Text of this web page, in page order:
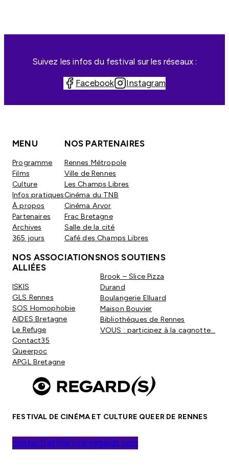
Suivez les infos du festival sur les réseaux :
Facebook Instagram
MENU
Programme
Films
Culture
Infos pratiques
À propos
Partenaires
Archives
365 jours
NOS PARTENAIRES
Rennes Métropole
Ville de Rennes
Les Champs Libres
Cinéma du TNB
Cinéma Arvor
Frac Bretagne
Salle de la cité
Café des Champs Libres
NOS ASSOCIATIONS
ALLIÉES
ISKIS
GLS Rennes
SOS Homophobie
AIDES Bretagne
Le Refuge
Contact35
Queerpoc
APGL Bretagne
NOS SOUTIENS
Brook – Slice Pizza
Durand
Boulangerie Elluard
Maison Bouvier
Bibliothèques de Rennes
VOUS : participez à la cagnotte…
FESTIVAL DE CINÉMA ET CULTURE QUEER DE RENNES
contact(at)festival-regards.com